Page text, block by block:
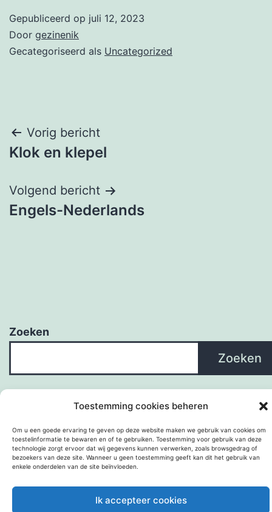
Toestemming cookies beheren
Om u een goede ervaring te geven op deze website maken we gebruik van cookies om
toestelinformatie te bewaren en of te gebruiken. Toestemming voor gebruik van deze
technologie zorgt ervoor dat wij gegevens kunnen verwerken, zoals browsgedrag of
bezoekers van deze site. Wanneer u geen toestemming geeft kan dit het gebruik van
enkele onderdelen van de site beïnvloeden.
Ik accepteer cookies
Gepubliceerd op juli 12, 2023
Door gezinenik
Gecategoriseerd als Uncategorized
Bericht
navigatie
Vorig bericht
Klok en klepel
Volgend bericht
Engels-Nederlands
Zoeken
Zoeken
Met trots aangedreven door